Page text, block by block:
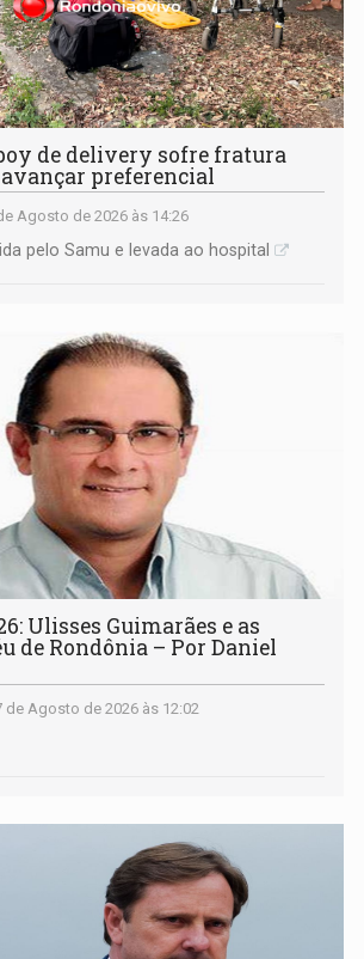
de delivery sofre fratura
preferencial
Agosto de 2026 às 14:26
pelo Samu e levada ao hospital
Ulisses Guimarães e as
de Rondônia – Por Daniel
de Agosto de 2026 às 12:02